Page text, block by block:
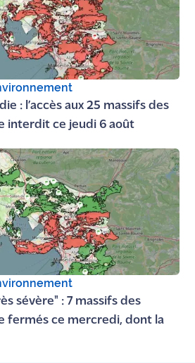
: l’accès aux 25 massifs des
interdit ce jeudi 6 août
sévère" : 7 massifs des
fermés ce mercredi, dont la